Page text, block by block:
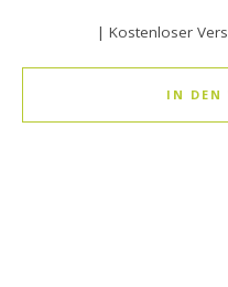
| Kostenloser
IN DEN